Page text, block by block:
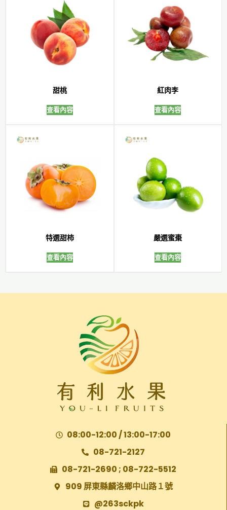
甜桃
查看內容
紅肉李
查看內容
特選甜柿
查看內容
嚴選蜜棗
查看內容
08:00-12:00 / 13:00-17:00
08-721-2127
08-721-2690 ; 08-722-5512
909 屏東縣麟洛鄉中山路１號
@263sckpk